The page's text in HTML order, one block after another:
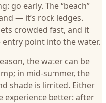
go early. The “beach”
— it’s rock ledges.
crowded fast, and it
point into the water.
the water can be
in mid-summer, the
shade is limited. Either
experience better: after